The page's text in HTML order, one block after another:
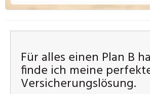
Für alles einen Plan B
finde ich meine
Versicherungslösung.